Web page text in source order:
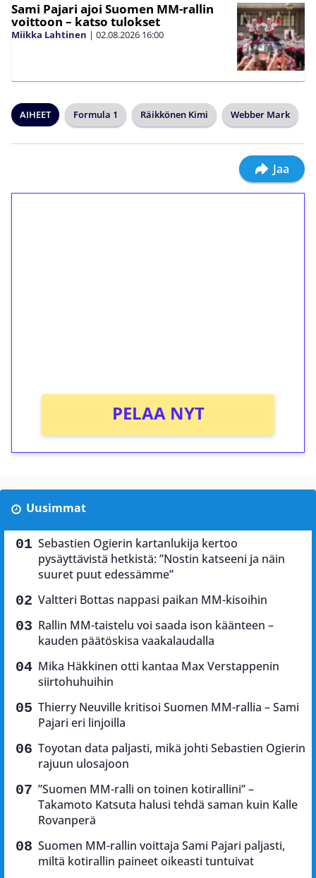
Sami Pajari ajoi Suomen MM-rallin
voittoon – katso tulokset
Miikka Lahtinen | 02.08.2026 16:00
AIHEET Formula 1 Räikkönen Kimi Webber Mark
Jaa
PELAA NYT
Uusimmat
Sebastien Ogierin kartanlukija kertoo
pysäyttävistä hetkistä: ”Nostin katseeni ja näin
suuret puut edessämme”
Valtteri Bottas nappasi paikan MM-kisoihin
Rallin MM-taistelu voi saada ison käänteen –
kauden päätöskisa vaakalaudalla
Mika Häkkinen otti kantaa Max Verstappenin
siirtohuhuihin
Thierry Neuville kritisoi Suomen MM-rallia – Sami
Pajari eri linjoilla
Toyotan data paljasti, mikä johti Sebastien Ogierin
rajuun ulosajoon
”Suomen MM-ralli on toinen kotirallini” –
Takamoto Katsuta halusi tehdä saman kuin Kalle
Rovanperä
Suomen MM-rallin voittaja Sami Pajari paljasti,
miltä kotirallin paineet oikeasti tuntuivat